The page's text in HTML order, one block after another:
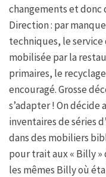
changements et donc
Direction : par
techniques, le
mobilisée par la
primaires, le
encouragé. Grosse
s’adapter ! On décide
inventaires de séries
dans des mobiliers
pour trait aux « Billy »
les mêmes Billy où